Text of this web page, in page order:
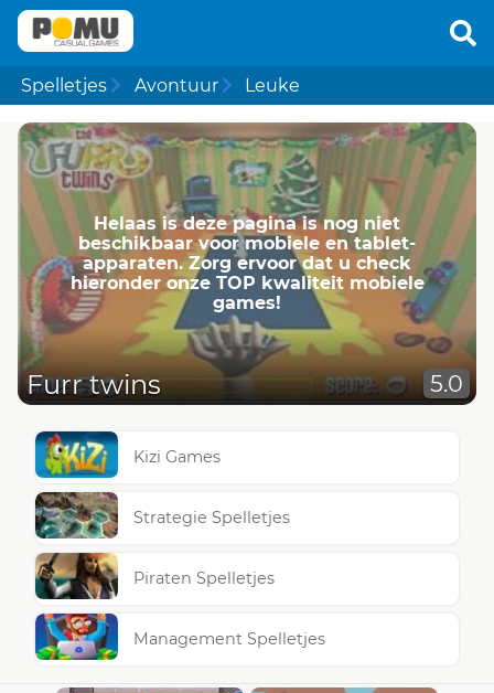
Spelletjes Avontuur Leuke
Helaas is deze pagina is nog niet
beschikbaar voor mobiele en tablet-
apparaten. Zorg ervoor dat u check
hieronder onze TOP kwaliteit mobiele
games!
Furr twins 5.0
Kizi Games
Strategie Spelletjes
Piraten Spelletjes
Management Spelletjes